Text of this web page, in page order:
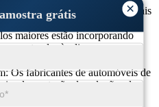
×
grátis
estão integrando cockpits digitais
e opções de conectividade.
maiores estão incorporando
atender às diversas
Os fabricantes de automóveis de
implementação de soluções de
materiais e recursos de alta